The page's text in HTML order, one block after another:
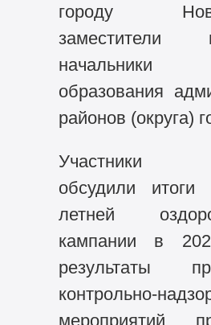
городу
начальники
образования
районов (округа)
Участники
обсудили итоги
летней
кампании в
результаты
контрольно-
мероприятий,